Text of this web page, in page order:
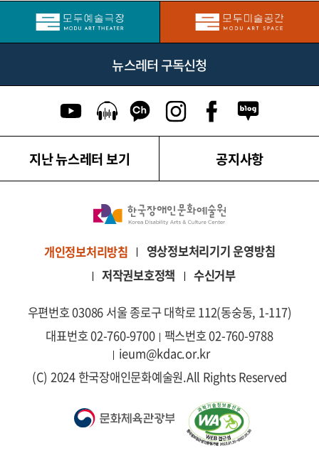
뉴스레터 구독신청
지난 뉴스레터 보기
카카오톡 채널 이동
유튜브 이동팟캐스트 이동 네이버블로
페이스북 이동
인스타그램 이동
공지사항
개인정보처리방침
영상정보처리기기 운영방침
저작권보호정책
수신거부
우편번호 03086 서울 종로구 대학로 112(동숭동, 1-117)
대표번호 02-760-9700 팩스번호 02-760-9788
ieum@kdac.or.kr
(C) 2024 한국장애인문화예술원.All Rights Reserved